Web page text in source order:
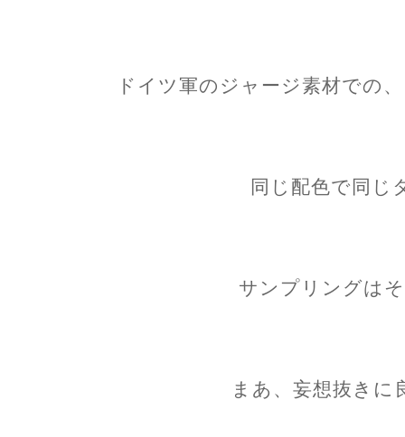
ドイツ軍のジャージ素材での
同じ配色で同じ
サンプリングは
まあ、妄想抜きに